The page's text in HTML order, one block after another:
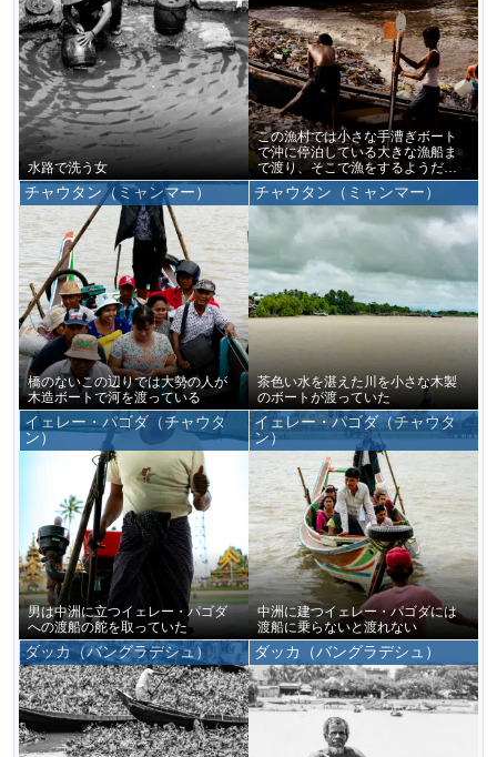
水路で洗う女
この漁村では小さな手漕ぎボート
で沖に停泊している大きな漁船ま
で渡り、そこで漁をするようだっ
た
チャウタン（ミャンマー）
橋のないこの辺りでは大勢の人が
木造ボートで河を渡っている
チャウタン（ミャンマー）
茶色い水を湛えた川を小さな木製
のボートが渡っていた
イェレー・パゴダ（チャウタ
ン）
男は中洲に立つイェレー・パゴダ
への渡船の舵を取っていた
イェレー・パゴダ（チャウタ
ン）
中洲に建つイェレー・パゴダには
渡船に乗らないと渡れない
ダッカ（バングラデシュ） ダッカ（バングラデシュ）